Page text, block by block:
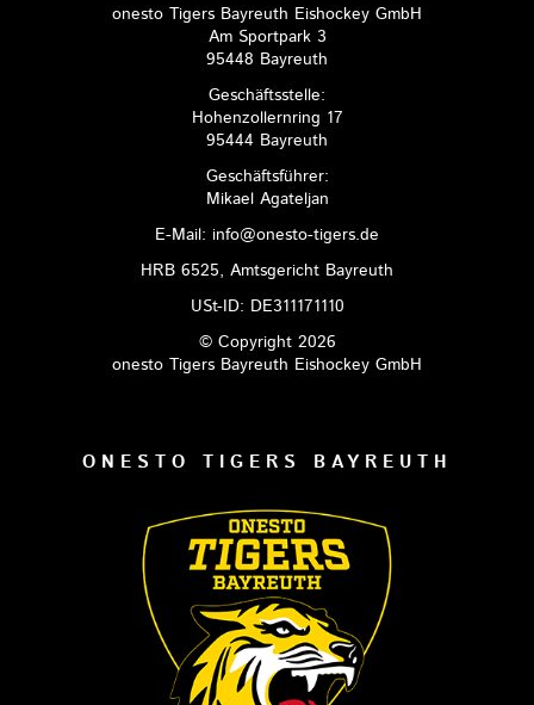
onesto Tigers Bayreuth Eishockey GmbH
Am Sportpark 3
95448 Bayreuth
Geschäftsstelle:
Hohenzollernring 17
95444 Bayreuth
Geschäftsführer:
Mikael Agateljan
E-Mail: info@onesto-tigers.de
HRB 6525, Amtsgericht Bayreuth
USt-ID: DE311171110
© Copyright 2026
onesto Tigers Bayreuth Eishockey GmbH
ONESTO TIGERS BAYREUTH